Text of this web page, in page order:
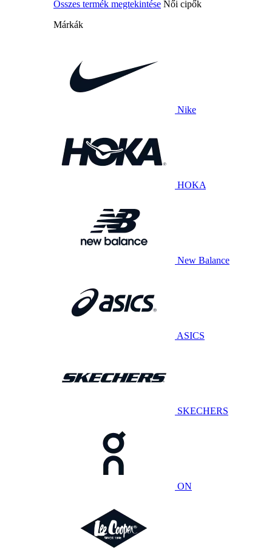
Összes termék megtekintése Női cipők
Márkák
Nike
HOKA
New Balance
ASICS
SKECHERS
ON